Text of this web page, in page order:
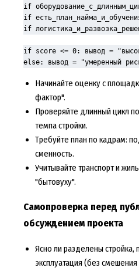
if
if
if
if score <= 0: вывод =
else: вывод = "умеренный
Начинайте оценку с
фактор".
Проверяйте длинный цикл
темпа стройки.
Требуйте план по кадрам:
сменность.
Учитывайте транспорт и
"бытовуху".
Самопроверка перед
обсуждением проекта
Ясно ли разделены стройка,
эксплуатация (без